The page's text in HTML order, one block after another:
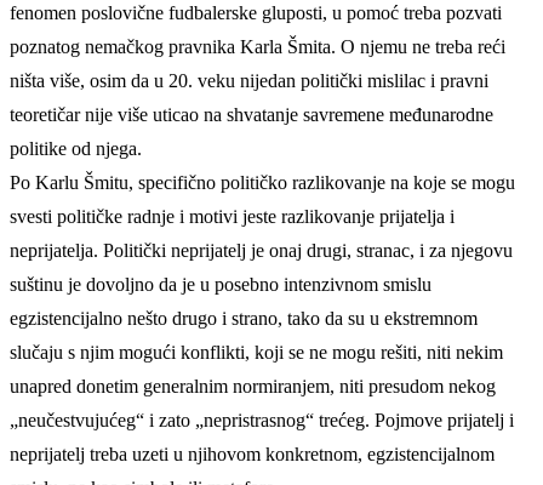
fenomen poslovične fudbalerske gluposti, u pomoć treba pozvati
poznatog nemačkog pravnika Karla Šmita. O njemu ne treba reći
ništa više, osim da u 20. veku nijedan politički mislilac i pravni
teoretičar nije više uticao na shvatanje savremene međunarodne
politike od njega.
Po Karlu Šmitu, specifično političko razlikovanje na koje se mogu
svesti političke radnje i motivi jeste razlikovanje prijatelja i
neprijatelja. Politički neprijatelj je onaj drugi, stranac, i za njegovu
suštinu je dovoljno da je u posebno intenzivnom smislu
egzistencijalno nešto drugo i strano, tako da su u ekstremnom
slučaju s njim mogući konflikti, koji se ne mogu rešiti, niti nekim
unapred donetim generalnim normiranjem, niti presudom nekog
„neučestvujućeg“ i zato „nepristrasnog“ trećeg. Pojmove prijatelj i
neprijatelj treba uzeti u njihovom konkretnom, egzistencijalnom